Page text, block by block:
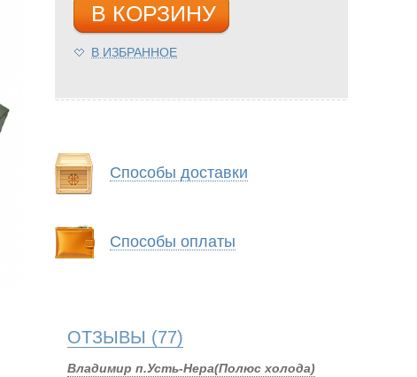
В КОРЗИНУ
В ИЗБРАННОЕ
Способы доставки
Способы оплаты
ОТЗЫВЫ (77)
Владимир п.Усть-Нера(Полюс холода)